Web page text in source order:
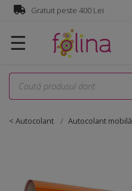
Gratuit peste 400 Lei
☰
< Autocolant Autocolant mobilă